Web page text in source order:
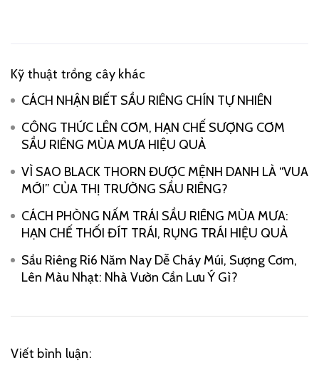
Kỹ thuật trồng cây khác
CÁCH NHẬN BIẾT SẦU RIÊNG CHÍN TỰ NHIÊN
CÔNG THỨC LÊN CƠM, HẠN CHẾ SƯỢNG CƠM
SẦU RIÊNG MÙA MƯA HIỆU QUẢ
VÌ SAO BLACK THORN ĐƯỢC MỆNH DANH LÀ “VUA
MỚI” CỦA THỊ TRƯỜNG SẦU RIÊNG?
CÁCH PHÒNG NẤM TRÁI SẦU RIÊNG MÙA MƯA:
HẠN CHẾ THỐI ĐÍT TRÁI, RỤNG TRÁI HIỆU QUẢ
Sầu Riêng Ri6 Năm Nay Dễ Cháy Múi, Sượng Cơm,
Lên Màu Nhạt: Nhà Vườn Cần Lưu Ý Gì?
Viết bình luận: